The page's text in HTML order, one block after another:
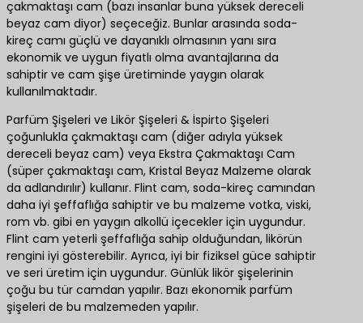
çakmaktaşı cam (bazı insanlar buna yüksek dereceli
beyaz cam diyor) seçeceğiz. Bunlar arasında soda-
kireç camı güçlü ve dayanıklı olmasının yanı sıra
ekonomik ve uygun fiyatlı olma avantajlarına da
sahiptir ve cam şişe üretiminde yaygın olarak
kullanılmaktadır.
Parfüm Şişeleri ve Likör Şişeleri & İspirto Şişeleri
çoğunlukla çakmaktaşı cam (diğer adıyla yüksek
dereceli beyaz cam) veya Ekstra Çakmaktaşı Cam
(süper çakmaktaşı cam, Kristal Beyaz Malzeme olarak
da adlandırılır) kullanır. Flint cam, soda-kireç camından
daha iyi şeffaflığa sahiptir ve bu malzeme votka, viski,
rom vb. gibi en yaygın alkollü içecekler için uygundur.
Flint cam yeterli şeffaflığa sahip olduğundan, likörün
rengini iyi gösterebilir. Ayrıca, iyi bir fiziksel güce sahiptir
ve seri üretim için uygundur. Günlük likör şişelerinin
çoğu bu tür camdan yapılır. Bazı ekonomik parfüm
şişeleri de bu malzemeden yapılır.